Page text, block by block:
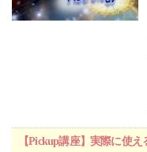
【Pickup講座】実際に使